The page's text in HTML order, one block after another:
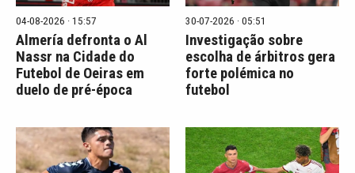
04-08-2026 · 15:57
Almería defronta o Al
Nassr na Cidade do
Futebol de Oeiras em
duelo de pré-época
30-07-2026 · 05:51
Investigação sobre
escolha de árbitros gera
forte polémica no
futebol